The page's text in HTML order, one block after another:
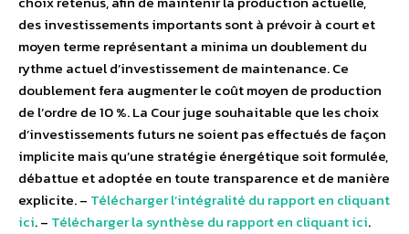
des investissements importants sont à prévoir à court et
moyen terme représentant a minima un doublement du
rythme actuel d’investissement de maintenance. Ce
doublement fera augmenter le coût moyen de production
de l’ordre de 10 %. La Cour juge souhaitable que les choix
d’investissements futurs ne soient pas effectués de façon
implicite mais qu’une stratégie énergétique soit formulée,
débattue et adoptée en toute transparence et de manière
explicite. – Télécharger l’intégralité du rapport en cliquant
ici. – Télécharger la synthèse du rapport en cliquant ici.